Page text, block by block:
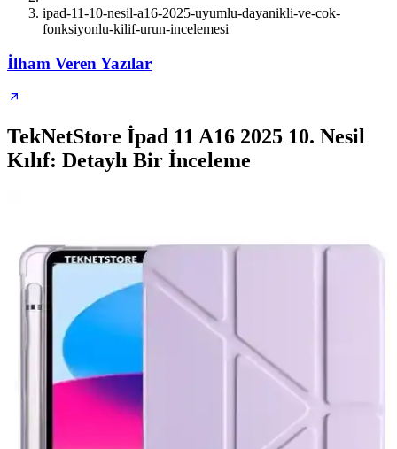
ipad-11-10-nesil-a16-2025-uyumlu-dayanikli-ve-cok-
fonksiyonlu-kilif-urun-incelemesi
İlham Veren Yazılar
TekNetStore İpad 11 A16 2025 10. Nesil
Kılıf: Detaylı Bir İnceleme